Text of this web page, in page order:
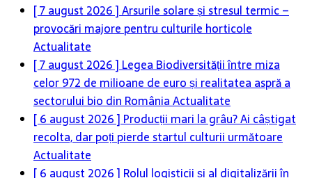
[ 7 august 2026 ]Arsurile solare și stresul termic –
provocări majore pentru culturile horticole
Actualitate
[ 7 august 2026 ] Legea Biodiversității între miza
celor 972 de milioane de euro și realitatea aspră a
sectorului bio din RomâniaActualitate
[ 6 august 2026 ] Producții mari la grâu? Ai câștigat
recolta, dar poți pierde startul culturii următoare
Actualitate
[ 6 august 2026 ] Rolul logisticii și al digitalizării în